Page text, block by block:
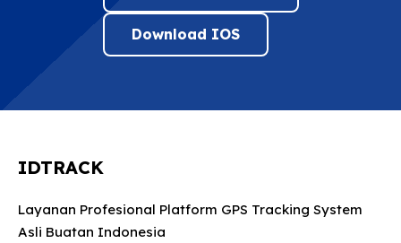
Download IOS
IDTRACK
Layanan Profesional Platform GPS Tracking System
Asli Buatan Indonesia